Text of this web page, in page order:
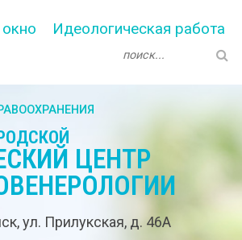
Идеологическая работа
ЦЕНТР
ул. Прилукская, д. 46А